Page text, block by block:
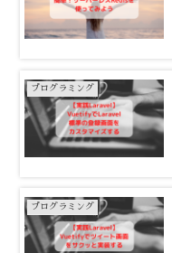
プログラミング
プログラミング